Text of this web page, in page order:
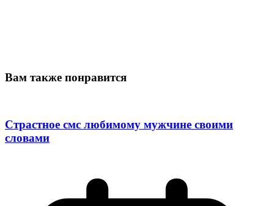
Вам также понравится
Страстное смс любимому мужчине своими
словами